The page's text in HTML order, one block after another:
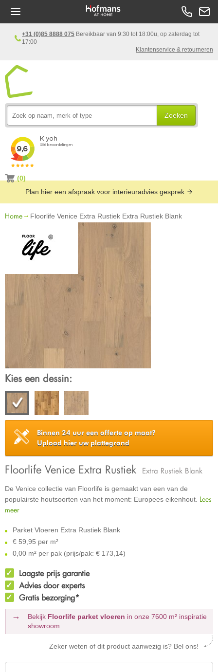
+31 (0)85 8888 075 Bereikbaar van 9:30 tot 18:00u, op zaterdag tot
17:00
Klantenservice & retourneren
Zoeken
(0)
Plan hier een afspraak voor interieuradvies gesprek
Home Floorlife Venice Extra Rustiek Extra Rustiek Blank
Kies een dessin:
Binnen 24 uur een offerte op maat?
Upload hier uw plattegrond
Floorlife Venice Extra Rustiek Extra Rustiek Blank
De Venice collectie van Floorlife is gemaakt van een van de
populairste houtsoorten van het moment: Europees eikenhout. Lees
meer
Parket Vloeren Extra Rustiek Blank
€ 59,95 per m²
0,00 m² per pak (prijs/pak: € 173,14)
Laagste prijs garantie
Advies door experts
Gratis bezorging*
Bekijk Floorlife parket vloeren in onze 7600 m² inspiratie
showroom
Zeker weten of dit product aanwezig is? Bel ons!